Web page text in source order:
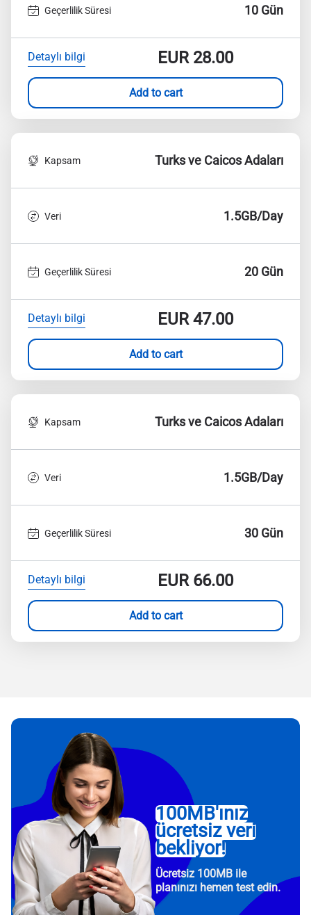
Geçerlilik Süresi 10 Gün
Detaylı bilgi EUR28.00
Add to cart
Kapsam Turks ve Caicos Adaları
Veri 1.5GB/Day
Geçerlilik Süresi 20 Gün
Detaylı bilgi EUR47.00
Add to cart
Kapsam Turks ve Caicos Adaları
Veri 1.5GB/Day
Geçerlilik Süresi 30 Gün
Detaylı bilgi EUR66.00
Add to cart
100MB'ınız
ücretsiz veri
bekliyor!
Ücretsiz 100MB ile
planınızı hemen test edin.